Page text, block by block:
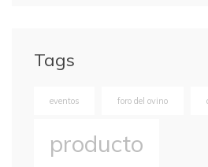
Tags
eventos foro del ovino
producto